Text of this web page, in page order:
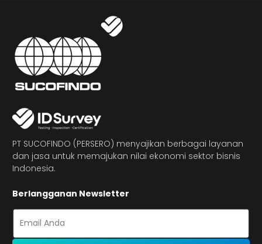
PT SUCOFINDO (PERSERO) menyajikan berbagai layanan
dan jasa untuk memajukan nilai ekonomi sektor bisnis
Indonesia.
Berlangganan Newsletter